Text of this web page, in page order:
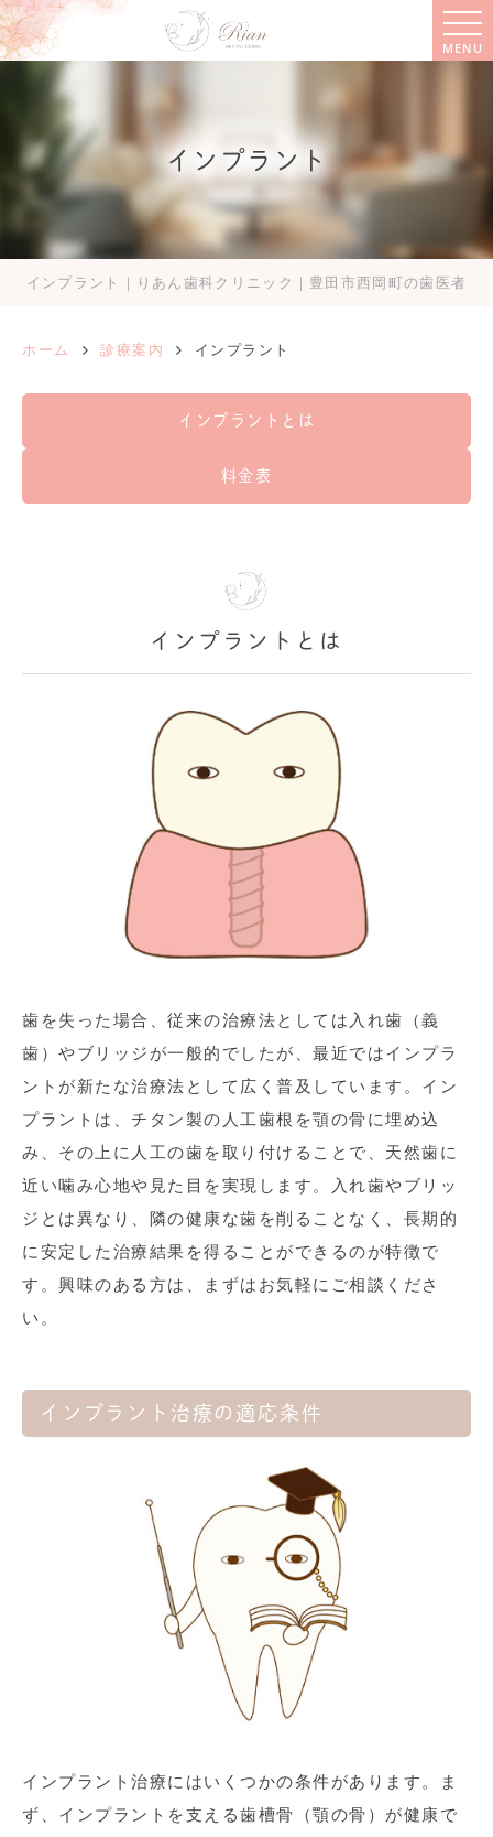
MENU
インプラント
インプラント｜りあん歯科クリニック｜豊田市西岡町の歯医者
ホーム 診療案内 インプラント
インプラントとは
料金表
インプラントとは
歯を失った場合、従来の治療法としては入れ歯（義
歯）やブリッジが一般的でしたが、最近ではインプラ
ントが新たな治療法として広く普及しています。イン
プラントは、チタン製の人工歯根を顎の骨に埋め込
み、その上に人工の歯を取り付けることで、天然歯に
近い噛み心地や見た目を実現します。入れ歯やブリッ
ジとは異なり、隣の健康な歯を削ることなく、長期的
に安定した治療結果を得ることができるのが特徴で
す。興味のある方は、まずはお気軽にご相談くださ
い。
インプラント治療の適応条件
インプラント治療にはいくつかの条件があります。ま
ず、インプラントを支える歯槽骨（顎の骨）が健康で